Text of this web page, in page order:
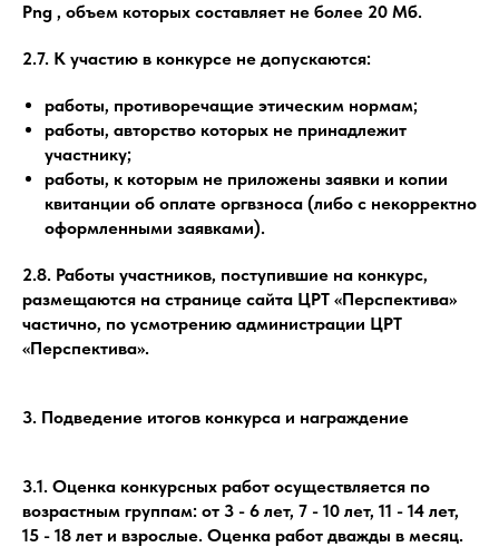
Png , объем которых составляет не более 20 Мб.
2.7. К участию в конкурсе не допускаются:
работы, противоречащие этическим нормам;
работы, авторство которых не принадлежит
участнику;
работы, к которым не приложены заявки и копии
квитанции об оплате оргвзноса (либо с некорректно
оформленными заявками).
2.8. Работы участников, поступившие на конкурс,
размещаются на странице сайта ЦРТ «Перспектива»
частично, по усмотрению администрации ЦРТ
«Перспектива».
3. Подведение итогов конкурса и награждение
3.1. Оценка конкурсных работ осуществляется по
возрастным группам: от 3 - 6 лет, 7 - 10 лет, 11 - 14 лет,
15 - 18 лет и взрослые. Оценка работ дважды в месяц.